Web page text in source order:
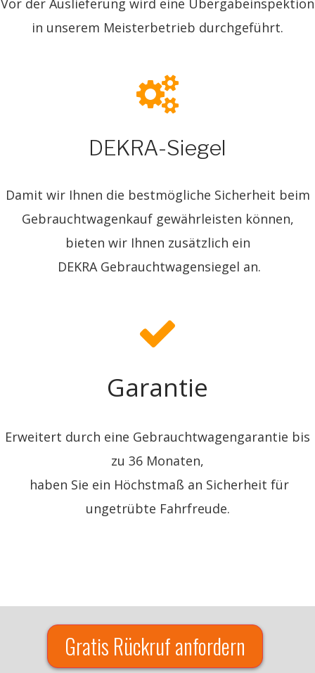
in unserem Meisterbetrieb durchgeführt.
DEKRA-Siegel
Damit wir Ihnen die bestmögliche Sicherheit beim
Gebrauchtwagenkauf gewährleisten können,
bieten wir Ihnen zusätzlich ein
DEKRA Gebrauchtwagensiegel an.
Garantie
​Erweitert durch eine Gebrauchtwagengarantie ​bis
zu 36 Monaten,
haben Sie ein Höchstmaß an Sicherheit für
ungetrübte Fahrfreude.
Gratis Rückruf anfordern